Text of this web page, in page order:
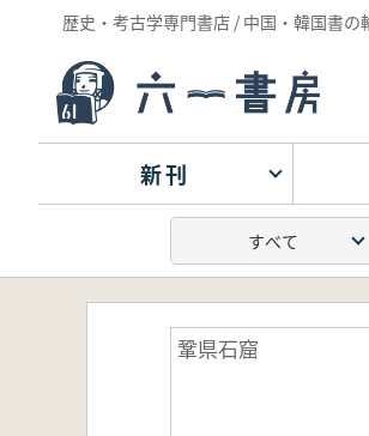
歴史・考古学専門書店 / 中国・韓国書の
新刊
鞏県石窟